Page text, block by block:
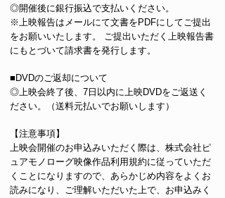
◎開催後に銀行振込で支払いください。
※上映報告はメールにて文書をPDFにしてご提出
をお願いいたします。 ご提出いただく上映報告書
にもとづいて請求書を発行します。
■DVDのご返却について
◎上映会終了後、7日以内に上映DVDをご返送く
ださい。（送料元払いでお願いします）
【注意事項】
上映会開催のお申込みいただく際は、株式会社ピ
ュアモノローグ映像作品利用規約に従っていただ
くことになりますので、あらかじめ内容をよくお
読みになり、ご理解いただいた上で、お申込みく